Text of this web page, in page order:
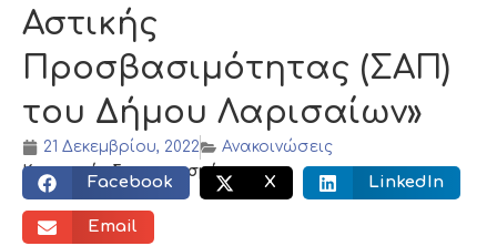
Αστικής
Προσβασιμότητας (ΣΑΠ)
του Δήμου Λαρισαίων»
21 Δεκεμβρίου, 2022
Ανακοινώσεις
Κοινωνικός διαμοιρασμός:
Facebook X LinkedIn
Email